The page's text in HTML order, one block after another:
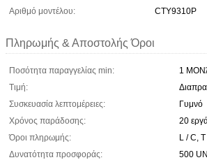
Αριθμό μοντέλου:
CTY9310P
Πληρωμής & Αποστολής Όροι
Ποσότητα παραγγελίας min:
1
Τιμή:
Συσκευασία λεπτομέρειες:
Γυμνό
Χρόνος παράδοσης:
20
Όροι πληρωμής:
L / C, T
Δυνατότητα προσφοράς:
500